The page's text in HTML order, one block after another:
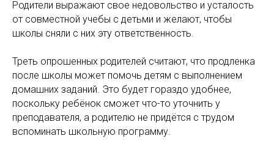
Родители выражают свое недовольство и усталость
от совместной учебы с детьми и желают, чтобы
школы сняли с них эту ответственность.
Треть опрошенных родителей считают, что продленка
после школы может помочь детям с выполнением
домашних заданий. Это будет гораздо удобнее,
поскольку ребёнок сможет что-то уточнить у
преподавателя, а родителю не придётся с трудом
вспоминать школьную программу.